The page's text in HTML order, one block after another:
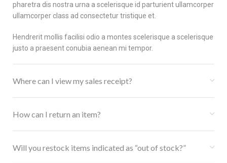
pharetra dis nostra urna a scelerisque id parturient ullamcorper
ullamcorper class ad consectetur tristique et.
Hendrerit mollis facilisi odio a montes scelerisque a scelerisque
justo a praesent conubia aenean mi tempor.
Where can I view my sales receipt?
How can I return an item?
Will you restock items indicated as “out of stock?”